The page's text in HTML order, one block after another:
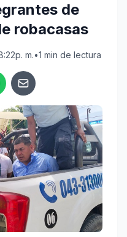
de
robacasas
m.•1 min de lectura